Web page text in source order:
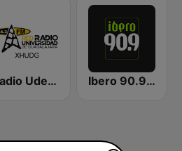
Radio UdeG Guadalajara Ibero 90.9 FM